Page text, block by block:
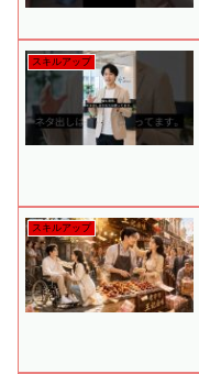
スキルアップ
スキルアップ